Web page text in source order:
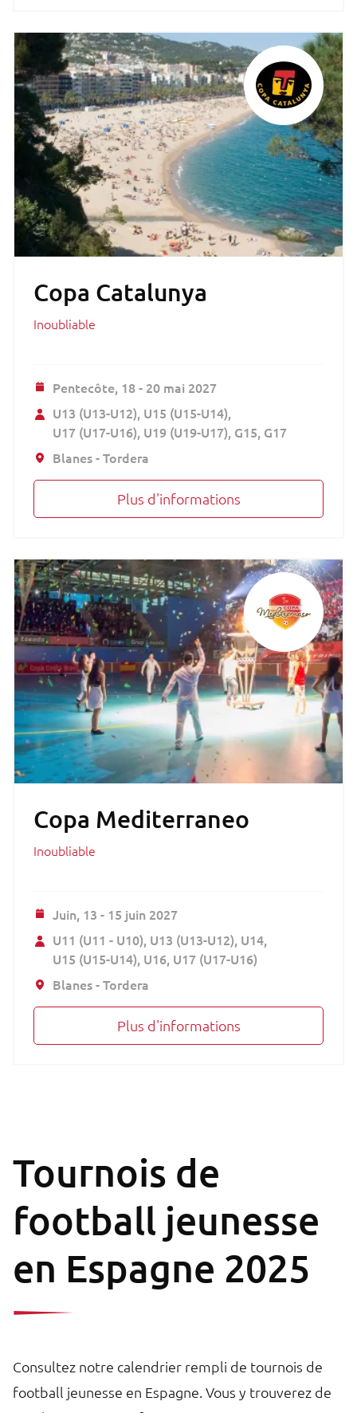
Copa Catalunya
Inoubliable
Pentecôte, 18 - 20 mai 2027
U13 (U13-U12) U15 (U15-U14)
U17 (U17-U16) U19 (U19-U17) G15 G17
Blanes - Tordera
Plus d'informations
Copa Mediterraneo
Inoubliable
Juin, 13 - 15 juin 2027
U11 (U11 - U10) U13 (U13-U12) U14
U15 (U15-U14) U16 U17 (U17-U16)
Blanes - Tordera
Plus d'informations
Tournois de
football jeunesse
en Espagne 2025
Consultez notre calendrier rempli de tournois de
football jeunesse en Espagne. Vous y trouverez de